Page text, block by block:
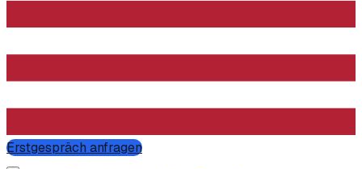
Erstgespräch anfragen